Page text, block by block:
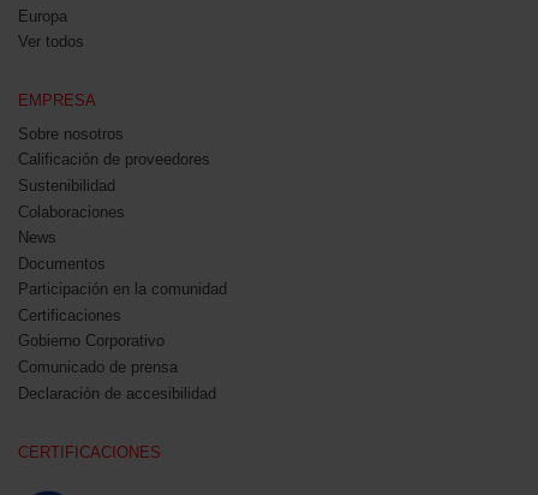
Europa
Ver todos
EMPRESA
Sobre nosotros
Calificación de proveedores
Sustenibilidad
Colaboraciones
News
Documentos
Participación en la comunidad
Certificaciones
Gobierno Corporativo
Comunicado de prensa
Declaración de accesibilidad
CERTIFICACIONES